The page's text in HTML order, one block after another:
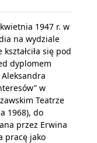
1947 r. w
na wydziale
się pod
dyplomem
w
Teatrze
1968), do
przez Erwina
pracę jako